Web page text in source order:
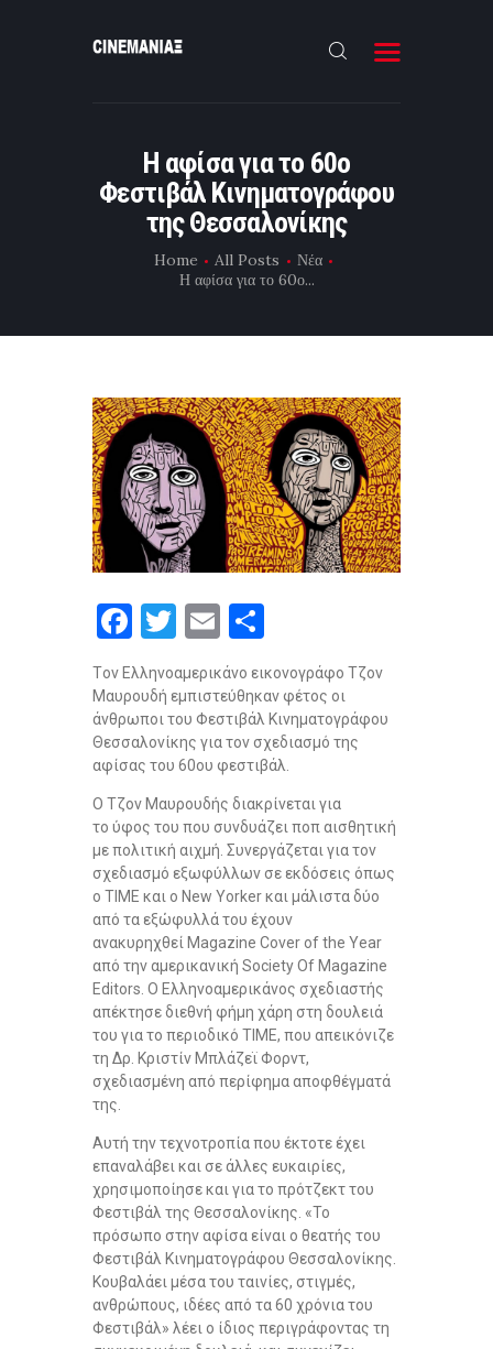
Η αφίσα για το 60ο
Φεστιβάλ Κινηματογράφου
της Θεσσαλονίκης
Home All Posts
Νέα
Η αφίσα για το 60ο...
ΝΕΑ
ΣΥΝΕΝΤΕΥΞΗ
FILMMAKING
ΜΙΚΡΟΥ ΜΗΚΟΥΣ
EΠΙΚΟΙΝΩΝΙΑ
F
a
ce
b
o
o
k
T
tt
er
E
m
ail ar
e
Tον Ελληνοαμερικάνο εικονογράφο Τζον
Μαυρουδή εμπιστεύθηκαν φέτος οι
άνθρωποι του Φεστιβάλ Κινηματογράφου
Θεσσαλονίκης για τον σχεδιασμό της
αφίσας του 60ου φεστιβάλ.
Ο Τζον Μαυρουδής διακρίνεται για
το ύφος του που συνδυάζει ποπ αισθητική
με πολιτική αιχμή. Συνεργάζεται για τον
σχεδιασμό εξωφύλλων σε εκδόσεις όπως
ο ΤΙΜΕ και ο New Yorker και μάλιστα δύο
από τα εξώφυλλά του έχουν
ανακυρηχθεί Magazine Cover of the Year
από την αμερικανική Society Of Magazine
Editors. Ο Ελληνοαμερικάνος σχεδιαστής
απέκτησε διεθνή φήμη χάρη στη δουλειά
του για το περιοδικό ΤΙΜΕ, που απεικόνιζε
τη Δρ. Κριστίν Μπλάζεϊ Φορντ,
σχεδιασμένη από περίφημα αποφθέγματά
της.
Αυτή την τεχνοτροπία που έκτοτε έχει
επαναλάβει και σε άλλες ευκαιρίες,
χρησιμοποίησε και για το πρότζεκτ του
Φεστιβάλ της Θεσσαλονίκης. «Το
πρόσωπο στην αφίσα είναι ο θεατής του
Φεστιβάλ Κινηματογράφου Θεσσαλονίκης.
Κουβαλάει μέσα του ταινίες, στιγμές,
ανθρώπους, ιδέες από τα 60 χρόνια του
Φεστιβάλ» λέει ο ίδιος περιγράφοντας τη